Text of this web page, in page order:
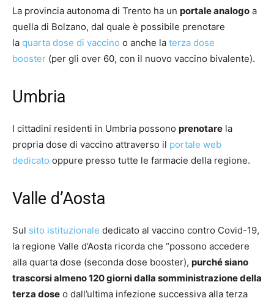
La provincia autonoma di Trento ha un portale analogo a
quella di Bolzano, dal quale è possibile prenotare
la quarta dose di vaccino o anche la terza dose
booster (per gli over 60, con il nuovo vaccino bivalente).
Umbria
I cittadini residenti in Umbria possono prenotare la
propria dose di vaccino attraverso il portale web
dedicato oppure presso tutte le farmacie della regione.
Valle d’Aosta
Sul sito istituzionale dedicato al vaccino contro Covid-19,
la regione Valle d’Aosta ricorda che “possono accedere
alla quarta dose (seconda dose booster), purché siano
trascorsi almeno 120 giorni dalla somministrazione della
terza dose o dall’ultima infezione successiva alla terza